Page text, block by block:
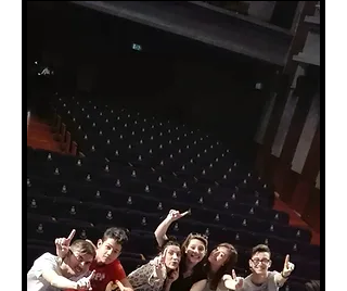
possiedono.  Attraverso lo sviluppo
dell'espressività verbale e corporea si impara
ad interpretare e a trasformare emozioni,
passioni, idee e sogni in gesto teatrale.
Partendo dal gioco drammatico e di
improvvisazione si entra nel mondo dei
personaggi che abitano lo spazio scenico.
Successivamente si passa ad affrontare l’analisi
e l'interpretazione di un testo drammaturgico
completo proposto dall'insegnante. Un lavoro
di concentrazione e di collaborazione basato
sullo studio dei personaggi e sugli esercizi di
interpretazione, sulle battute e sui ritmi dei
dialoghi. Si sperimentano nello spazio le